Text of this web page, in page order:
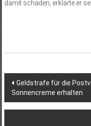
damit schaden, erklärte er
Geldstrafe für die
Sonnencreme erhalten